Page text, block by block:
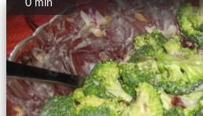
0 min